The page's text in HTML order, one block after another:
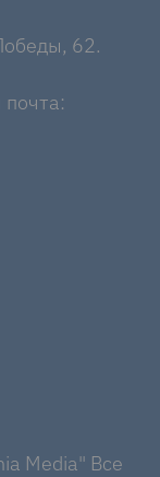
62.
Media" Все